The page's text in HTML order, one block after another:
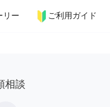
リー ご利用ガイド
ペット 料理
相談